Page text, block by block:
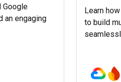
Google
an engaging
Learn
to build